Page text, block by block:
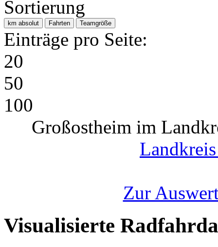
Sortierung
km absolut Fahrten Teamgröße
Einträge pro Seite:
20
50
100
Großostheim im
Zur
Visualisierte